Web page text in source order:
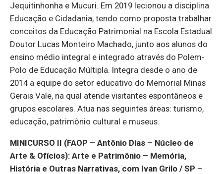
Jequitinhonha e Mucuri. Em 2019 lecionou a disciplina
Educação e Cidadania, tendo como proposta trabalhar
conceitos da Educação Patrimonial na Escola Estadual
Doutor Lucas Monteiro Machado, junto aos alunos do
ensino médio integral e integrado através do Polem-
Polo de Educação Múltipla. Integra desde o ano de
2014 a equipe do setor educativo do Memorial Minas
Gerais Vale, na qual atende visitantes espontâneos e
grupos escolares. Atua nas seguintes áreas: turismo,
educação, patrimônio cultural e museus.
MINICURSO II (FAOP – Antônio Dias – Núcleo de
Arte & Ofícios): Arte e Patrimônio – Memória,
História e Outras Narrativas, com Ivan Grilo / SP –